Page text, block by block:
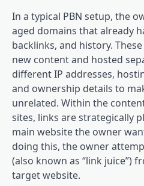
In a typical PBN setup, the
aged domains that already
backlinks, and history.
new content and hosted
different IP addresses,
and ownership details to
unrelated. Within the
sites, links are strategically
main website the owner
doing this, the owner
(also known as “link juice”)
target website.